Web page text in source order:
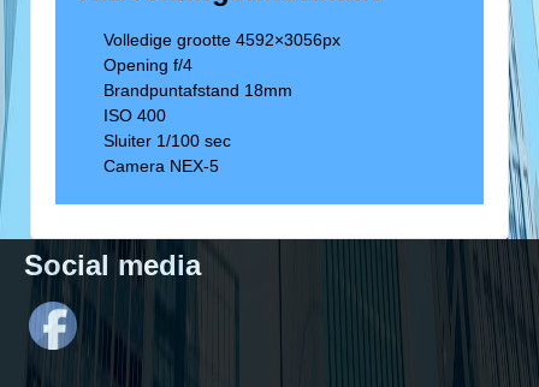
Volledige grootte 4592×3056px
Opening f/4
Brandpuntafstand 18mm
ISO 400
Sluiter 1/100 sec
Camera NEX-5
Social media